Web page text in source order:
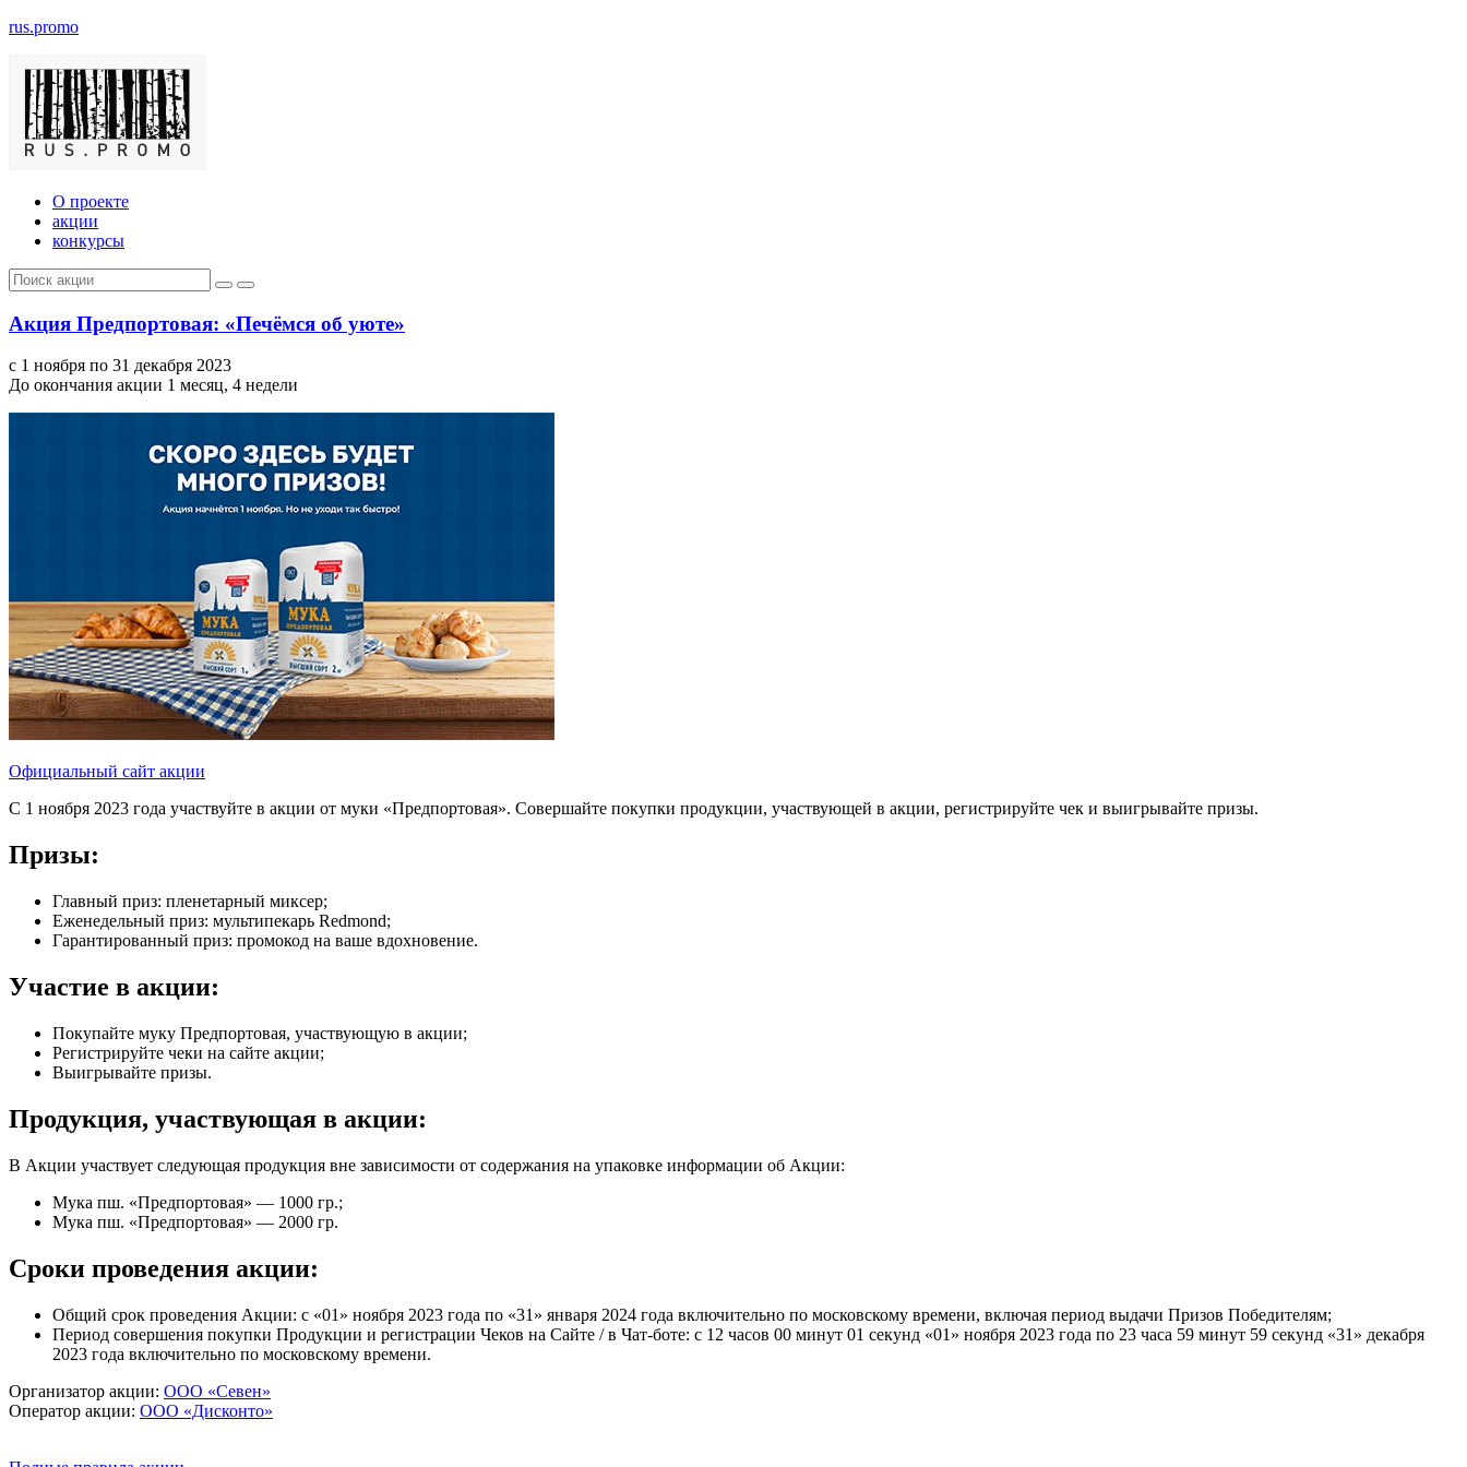
rus.promo
О проекте
акции
конкурсы
Акция Предпортовая: «Печёмся об уюте»
с 1 ноября по 31 декабря 2023
До окончания акции 1 месяц, 4 недели
Официальный сайт акции
С 1 ноября 2023 года участвуйте в акции от муки «Предпортовая». Совершайте покупки продукции, участвующей в акции, регистрируйте чек и выигрывайте призы.
Призы:
Главный приз: пленетарный миксер;
Еженедельный приз: мультипекарь Redmond;
Гарантированный приз: промокод на ваше вдохновение.
Участие в акции:
Покупайте муку Предпортовая, участвующую в акции;
Регистрируйте чеки на сайте акции;
Выигрывайте призы.
Продукция, участвующая в акции:
В Акции участвует следующая продукция вне зависимости от содержания на упаковке информации об Акции:
Мука пш. «Предпортовая» — 1000 гр.;
Мука пш. «Предпортовая» — 2000 гр.
Сроки проведения акции:
Общий срок проведения Акции: с «01» ноября 2023 года по «31» января 2024 года включительно по московскому времени, включая период выдачи Призов Победителям;
Период совершения покупки Продукции и регистрации Чеков на Сайте / в Чат-боте: с 12 часов 00 минут 01 секунд «01» ноября 2023 года по 23 часа 59 минут 59 секунд «31» декабря
2023 года включительно по московскому времени.
Организатор акции: ООО «Севен»
Оператор акции: ООО «Дисконто»